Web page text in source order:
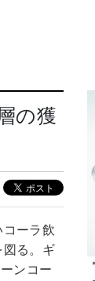
の獲
コーラ飲
図る。ギ
ンコー